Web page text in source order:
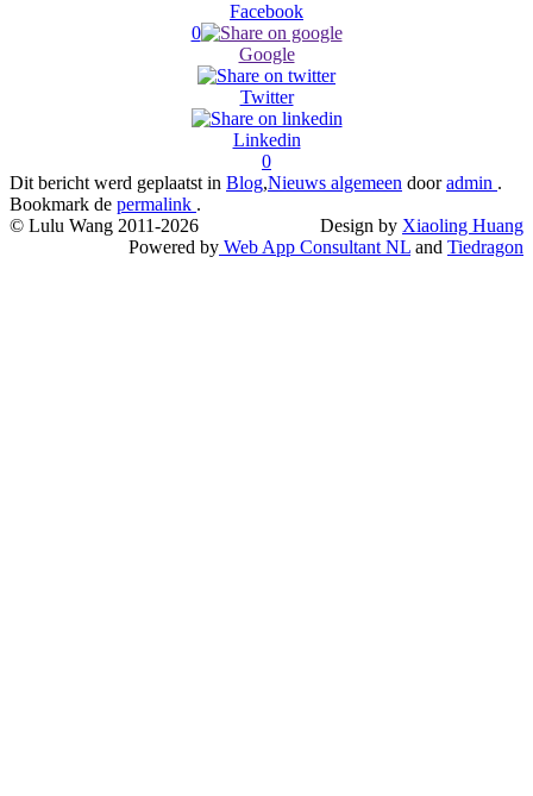
Facebook
0
Google
Twitter
Linkedin
0
Dit bericht werd geplaatst in Blog,Nieuws algemeen dooradmin .
Bookmark de permalink .
© Lulu Wang 2011-2026
Design by Xiaoling Huang
Powered by Web App Consultant NL and Tiedragon